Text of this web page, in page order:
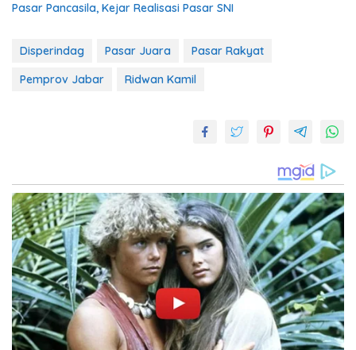
Pasar Pancasila, Kejar Realisasi Pasar SNI
Disperindag Pasar Juara
Pasar Rakyat
Pemprov Jabar
Ridwan Kamil